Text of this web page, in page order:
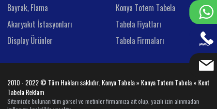
Bayrak, Flama
Akaryakıt İstasyonları
Display Ürünler
Konya Totem Tabela
Tabela Fiyatları
Tabela Firmaları
2010 - 2022 © Tüm Hakları saklıdır. Konya Tabela » Konya Totem Tabela » Kent
Tabela Reklam
Sitemizde bulunan tüm görsel ve metinler firmamıza ait olup, yazılı izin alınmadan